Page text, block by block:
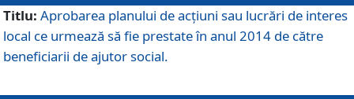
Titlu: Aprobarea planului de acţiuni sau lucrări de interes
local ce urmează să fie prestate în anul 2014 de către
beneficiarii de ajutor social.